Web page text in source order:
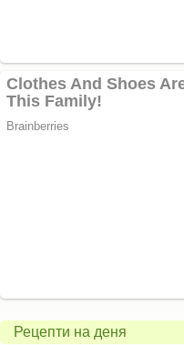
Рецепти на деня
в
халогенна